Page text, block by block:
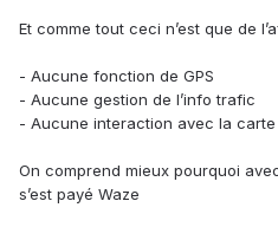
Et comme tout ceci n’est que de
- Aucune fonction de GPS
- Aucune gestion de l’info trafic
- Aucune interaction avec la carte
On comprend mieux pourquoi
s’est payé Waze